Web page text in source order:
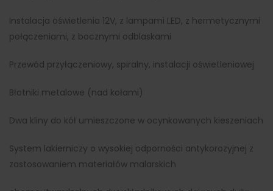
Instalacja oświetlenia 12V, z lampami LED, z hermetycznymi
połączeniami, z bocznymi odblaskami
Przewód przyłączeniowy, spiralny, instalacji oświetleniowej
Błotniki metalowe (nad kołami)
Dwa kliny do kół umieszczone w ocynkowanych kieszeniach
System lakierniczy o wysokiej odporności antykorozyjnej z
zastosowaniem materiałów malarskich